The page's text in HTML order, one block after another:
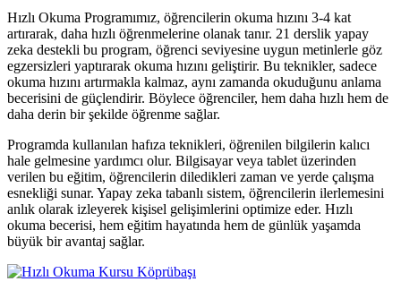
Hızlı Okuma Programımız, öğrencilerin okuma hızını 3-4 kat
artırarak, daha hızlı öğrenmelerine olanak tanır. 21 derslik yapay
zeka destekli bu program, öğrenci seviyesine uygun metinlerle göz
egzersizleri yaptırarak okuma hızını geliştirir. Bu teknikler, sadece
okuma hızını artırmakla kalmaz, aynı zamanda okuduğunu anlama
becerisini de güçlendirir. Böylece öğrenciler, hem daha hızlı hem de
daha derin bir şekilde öğrenme sağlar.
Programda kullanılan hafıza teknikleri, öğrenilen bilgilerin kalıcı
hale gelmesine yardımcı olur. Bilgisayar veya tablet üzerinden
verilen bu eğitim, öğrencilerin diledikleri zaman ve yerde çalışma
esnekliği sunar. Yapay zeka tabanlı sistem, öğrencilerin ilerlemesini
anlık olarak izleyerek kişisel gelişimlerini optimize eder. Hızlı
okuma becerisi, hem eğitim hayatında hem de günlük yaşamda
büyük bir avantaj sağlar.